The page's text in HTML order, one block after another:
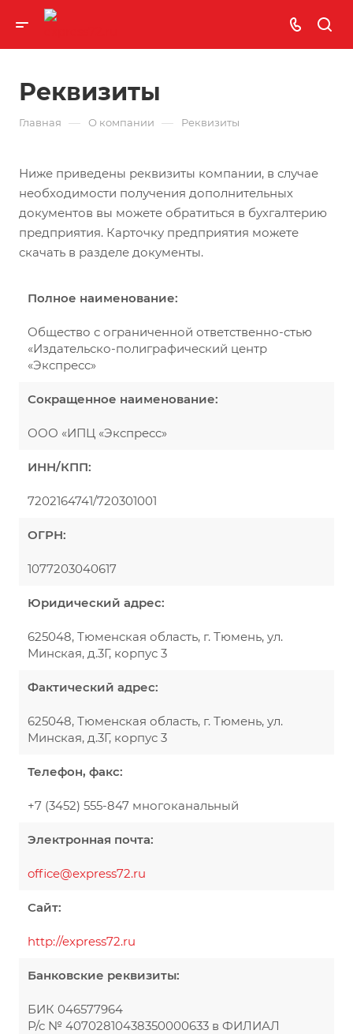
Реквизиты
Главная — О компании — Реквизиты
Ниже приведены реквизиты компании, в случае
необходимости получения дополнительных
документов вы можете обратиться в бухгалтерию
предприятия. Карточку предприятия можете
скачать в разделе документы.
Полное наименование:
Общество с ограниченной ответственно-стью
«Издательско-полиграфический центр
«Экспресс»
Сокращенное наименование:
ООО «ИПЦ «Экспресс»
ИНН/КПП:
7202164741/720301001
ОГРН:
1077203040617
Юридический адрес:
625048, Тюменская область, г. Тюмень, ул.
Минская, д.3Г, корпус 3
Фактический адрес:
625048, Тюменская область, г. Тюмень, ул.
Минская, д.3Г, корпус 3
Телефон, факс:
+7 (3452) 555-847 многоканальный
Электронная почта:
office@express72.ru
Сайт:
http://express72.ru
Банковские реквизиты:
БИК 046577964
Р/с № 40702810438350000633 в ФИЛИАЛ